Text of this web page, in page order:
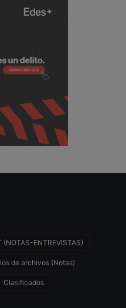
(NOTAS-ENTREVISTAS)
de archivos (Notas)
Clasificados